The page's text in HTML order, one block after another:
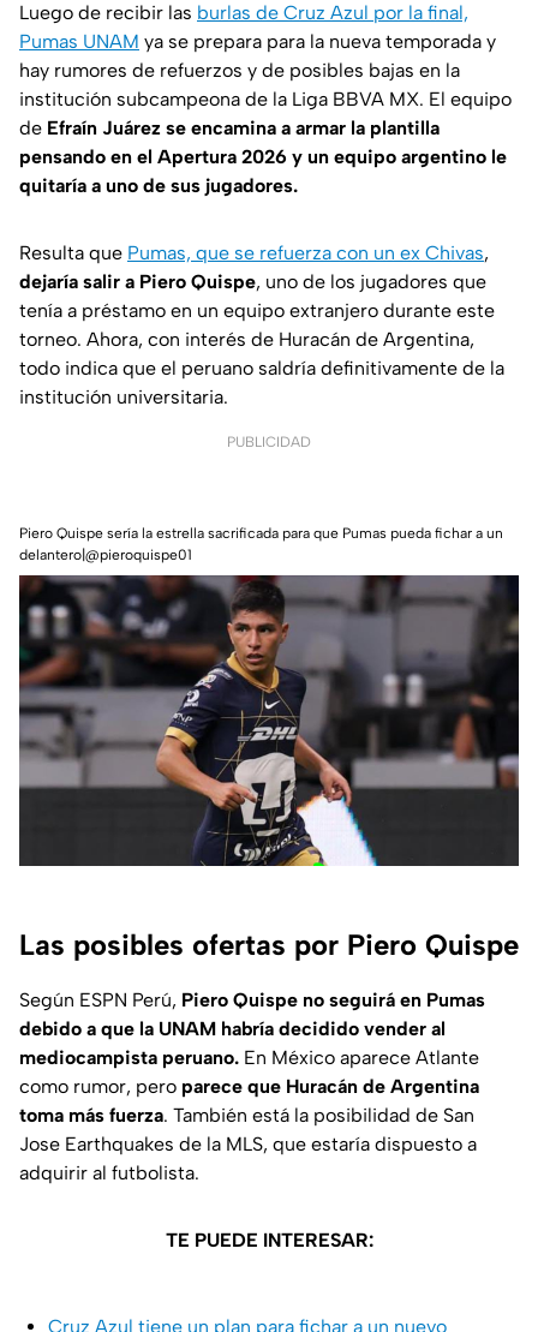
Luego de recibir las burlas de Cruz Azul por la final,
Pumas UNAM ya se prepara para la nueva temporada y
hay rumores de refuerzos y de posibles bajas en la
institución subcampeona de la Liga BBVA MX. El equipo
de Efraín Juárez se encamina a armar la plantilla
pensando en el Apertura 2026 y un equipo argentino le
quitaría a uno de sus jugadores.
Resulta que Pumas, que se refuerza con un ex Chivas,
dejaría salir a Piero Quispe, uno de los jugadores que
tenía a préstamo en un equipo extranjero durante este
torneo. Ahora, con interés de Huracán de Argentina,
todo indica que el peruano saldría definitivamente de la
institución universitaria.
PUBLICIDAD
Piero Quispe sería la estrella sacrificada para que Pumas pueda fichar a un
delantero|@pieroquispe01
Las posibles ofertas por Piero Quispe
Según ESPN Perú, Piero Quispe no seguirá en Pumas
debido a que la UNAM habría decidido vender al
mediocampista peruano. En México aparece Atlante
como rumor, pero parece que Huracán de Argentina
toma más fuerza. También está la posibilidad de San
Jose Earthquakes de la MLS, que estaría dispuesto a
adquirir al futbolista.
TE PUEDE INTERESAR:
Cruz Azul tiene un plan para fichar a un nuevo